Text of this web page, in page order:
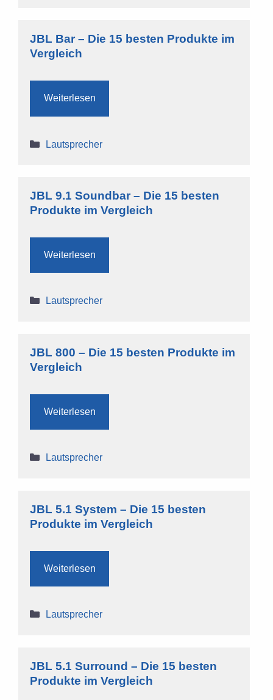
JBL Bar – Die 15 besten Produkte im
Vergleich
Weiterlesen
Kategorien
Lautsprecher
JBL 9.1 Soundbar – Die 15 besten
Produkte im Vergleich
Weiterlesen
Kategorien
Lautsprecher
JBL 800 – Die 15 besten Produkte im
Vergleich
Weiterlesen
Kategorien
Lautsprecher
JBL 5.1 System – Die 15 besten
Produkte im Vergleich
Weiterlesen
Kategorien
Lautsprecher
JBL 5.1 Surround – Die 15 besten
Produkte im Vergleich